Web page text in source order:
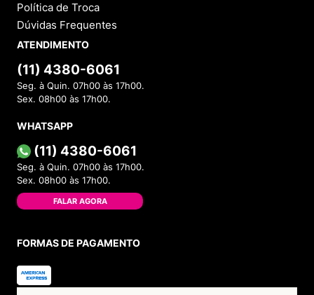
Política de Troca
Dúvidas Frequentes
ATENDIMENTO
(11) 4380-6061
Seg. à Quin. 07h00 às 17h00.
Sex. 08h00 às 17h00.
WHATSAPP
(11) 4380-6061
Seg. à Quin. 07h00 às 17h00.
Sex. 08h00 às 17h00.
FALAR AGORA
FORMAS DE PAGAMENTO